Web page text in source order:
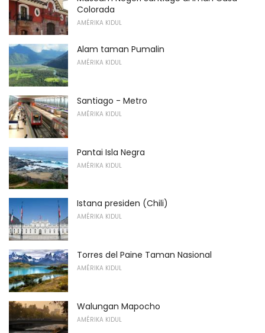
Colorada
AMÉRIKA KIDUL
Alam taman Pumalin
AMÉRIKA KIDUL
Santiago - Metro
AMÉRIKA KIDUL
Pantai Isla Negra
AMÉRIKA KIDUL
Istana presiden (Chili)
AMÉRIKA KIDUL
Torres del Paine Taman Nasional
AMÉRIKA KIDUL
Walungan Mapocho
AMÉRIKA KIDUL